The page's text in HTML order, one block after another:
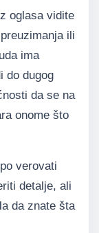
oglasa vidite
ili
ima
do dugog
da se na
onome što
verovati
detalje, ali
da znate šta